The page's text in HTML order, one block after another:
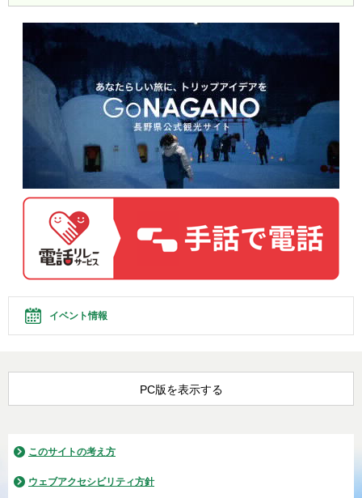
イベント情報
PC版を表示する
このサイトの考え方
ウェブアクセシビリティ方針